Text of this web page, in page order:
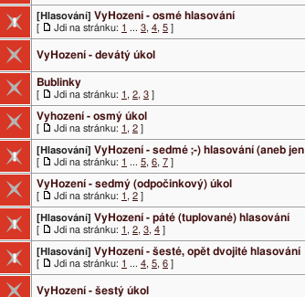
[Hlasování] VyHození - osmé hlasování
[ Jdi na stránku: 1 ... 3, 4, 5 ]
VyHození - devátý úkol
Bublinky
[ Jdi na stránku: 1 , 2, 3 ]
Vyhození - osmý úkol
[ Jdi na stránku: 1 , 2 ]
[Hlasování] VyHození - sedmé ;-) hlasování (aneb
[ Jdi na stránku: 1 ... 5, 6, 7 ]
VyHození - sedmý (odpočinkový) úkol
[ Jdi na stránku: 1 , 2 ]
[Hlasování] VyHození - páté (tuplované) hlasování
[ Jdi na stránku: 1 , 2, 3, 4 ]
[Hlasování] VyHození - šesté, opět dvojité hlasování
[ Jdi na stránku: 1 ... 4, 5, 6 ]
VyHození - šestý úkol